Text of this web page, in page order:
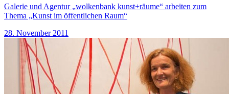
Galerie und Agentur „wolkenbank kunst+räume“ arbeiten zum
Thema „Kunst im öffentlichen Raum“
28. November 2011